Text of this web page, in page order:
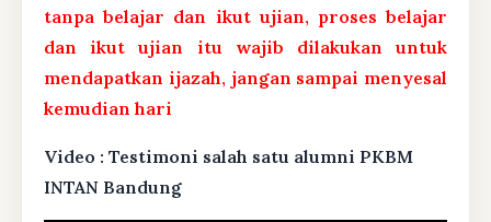
tanpa belajar dan ikut ujian, proses belajar
dan ikut ujian itu wajib dilakukan untuk
mendapatkan ijazah, jangan sampai menyesal
kemudian hari
Video : Testimoni salah satu alumni PKBM
INTAN Bandung